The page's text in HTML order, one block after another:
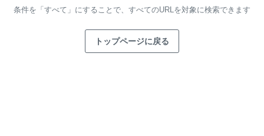
条件を「すべて」にすることで、 すべてのURLを対象に検索できます
トップページに戻る